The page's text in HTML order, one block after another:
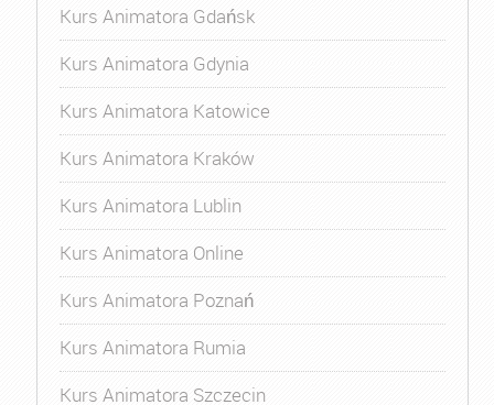
Kurs Animatora Gdańsk
Kurs Animatora Gdynia
Kurs Animatora Katowice
Kurs Animatora Kraków
Kurs Animatora Lublin
Kurs Animatora Online
Kurs Animatora Poznań
Kurs Animatora Rumia
Kurs Animatora Szczecin